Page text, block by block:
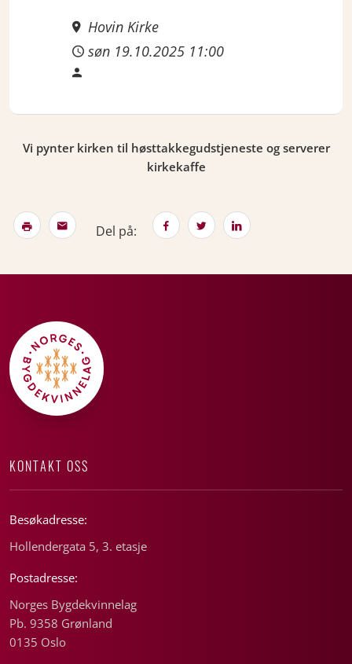
Hovin Kirke
søn 19.10.2025 11:00
Vi pynter kirken til høsttakkegudstjeneste og serverer
kirkekaffe
Del på:
KONTAKT OSS
Besøkadresse:
Hollendergata 5, 3. etasje
Postadresse:
Norges Bygdekvinnelag
Pb. 9358 Grønland
0135 Oslo